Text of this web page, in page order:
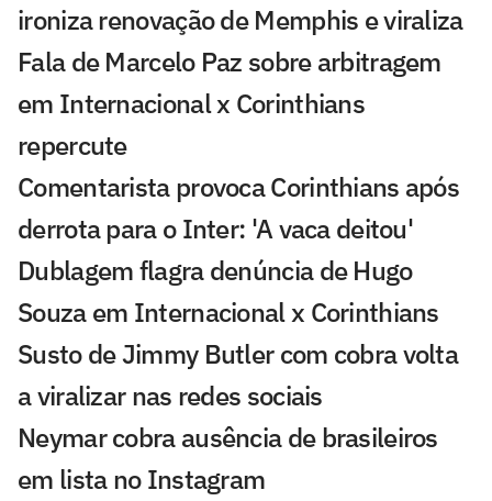
ironiza renovação de Memphis e viraliza
Fala de Marcelo Paz sobre arbitragem
em Internacional x Corinthians
repercute
Comentarista provoca Corinthians após
derrota para o Inter: 'A vaca deitou'
Dublagem flagra denúncia de Hugo
Souza em Internacional x Corinthians
Susto de Jimmy Butler com cobra volta
a viralizar nas redes sociais
Neymar cobra ausência de brasileiros
em lista no Instagram